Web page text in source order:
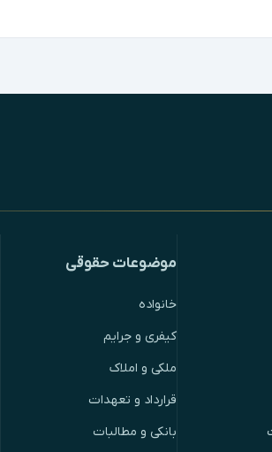
موضوعات حقوقی
خانواده
کیفری و جرایم
ملکی و املاک
قرارداد و تعهدات
بانکی و مطالبات